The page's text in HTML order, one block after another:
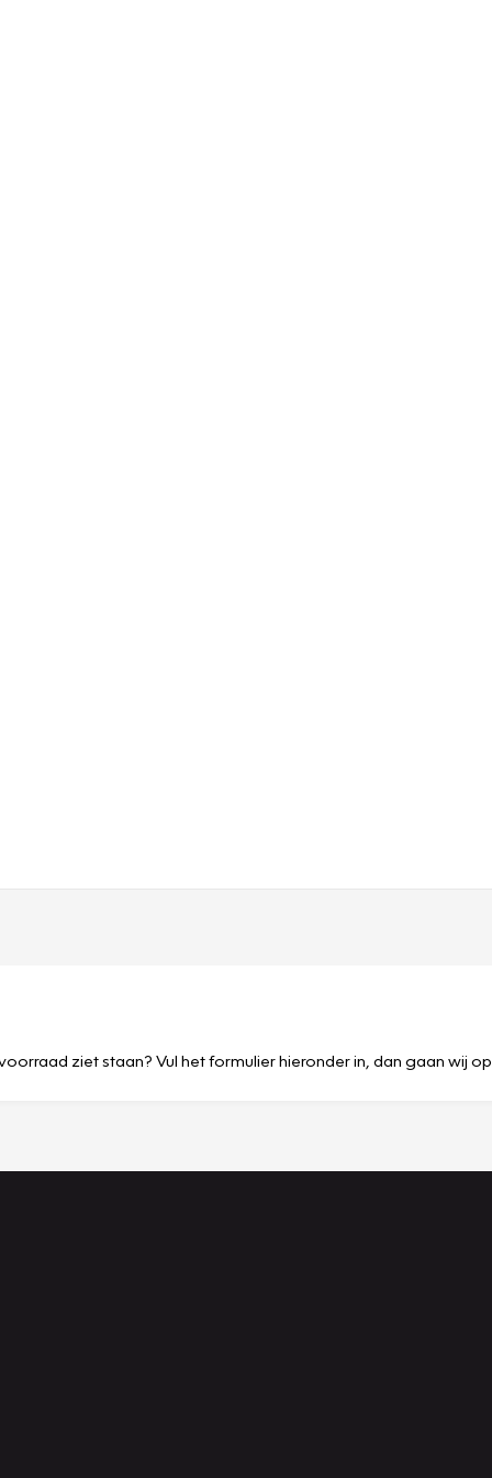
ziet staan? Vul het formulier hieronder in, dan gaan wij